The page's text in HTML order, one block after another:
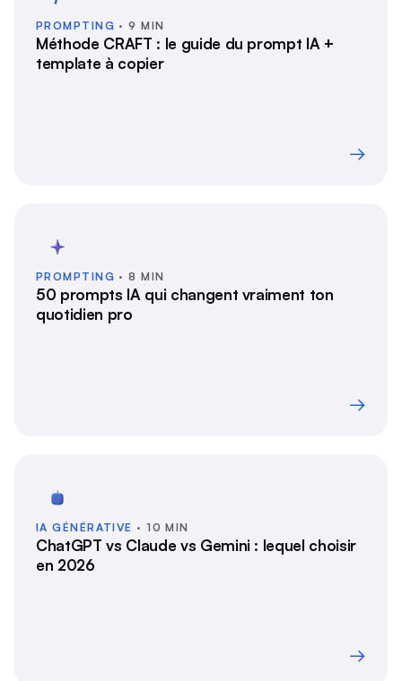
PROMPTING · 9 MIN
Méthode CRAFT : le guide du prompt IA +
template à copier
→
PROMPTING · 8 MIN
50 prompts IA qui changent vraiment ton
quotidien pro
→
IA GÉNÉRATIVE · 10 MIN
ChatGPT vs Claude vs Gemini : lequel choisir
en 2026
→